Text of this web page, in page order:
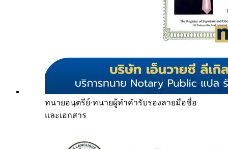
ทนายอนุตรีย์·ทนายผู้ทำคำรับรองลายมือชื่อ
และเอกสาร